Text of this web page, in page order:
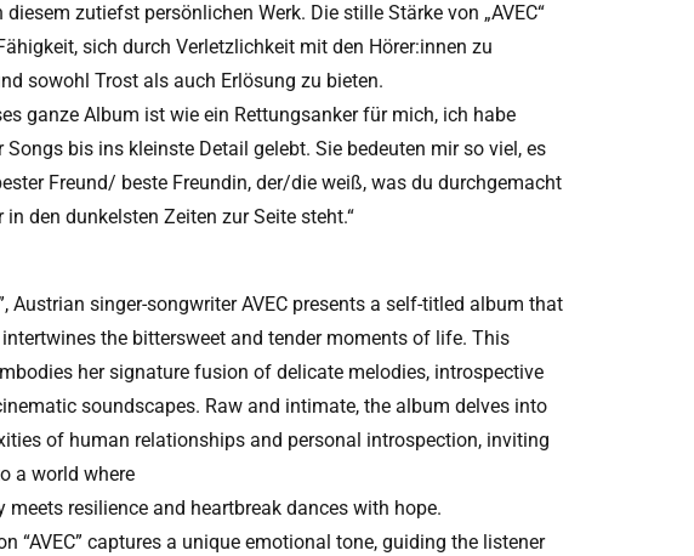
zutiefst persönlichen Werk. Die stille Stärke von „AVEC“
sich durch Verletzlichkeit mit den Hörer:innen zu
sowohl Trost als auch Erlösung zu bieten.
ganze Album ist wie ein Rettungsanker für mich, ich habe
Songs bis ins kleinste Detail gelebt. Sie bedeuten mir so viel, es
Freund/ beste Freundin, der/die weiß, was du durchgemacht
in den dunkelsten Zeiten zur Seite steht.“
Austrian singer-songwriter AVEC presents a self-titled album that
the bittersweet and tender moments of life. This
her signature fusion of delicate melodies, introspective
soundscapes. Raw and intimate, the album delves into
of human relationships and personal introspection, inviting
a world where
meets resilience and heartbreak dances with hope.
“AVEC” captures a unique emotional tone, guiding the listener